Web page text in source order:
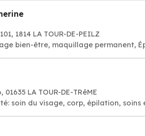
1814 LA TOUR-DE-PEILZ
soins du visage bien-être, maquillage
LA TOUR-DE-TRêME
soin du visage, corp, épilation, soins